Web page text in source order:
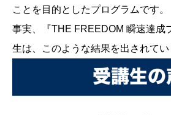
ことを目的としたプログラムです。
事実、『THE FREEDOM 瞬速達成
生は、このような結果を出されてい